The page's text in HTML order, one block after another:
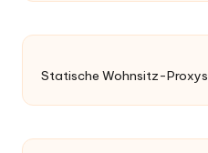
Statische Wohnsitz-Proxys